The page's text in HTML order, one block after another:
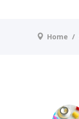
Home /